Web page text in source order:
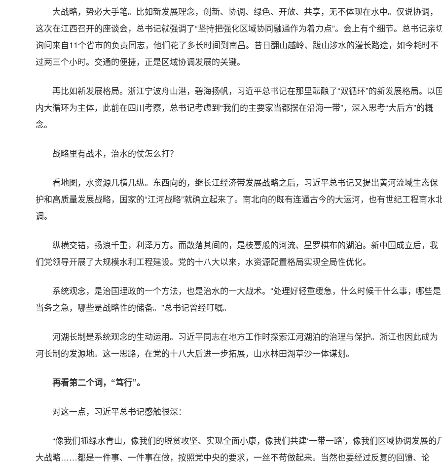
大战略，势必大手笔。比如新发展理念，创新、协调、绿色、开放、共享，无不体现在水中。仅说协调，
这次在江西召开的座谈会，总书记就强调了“坚持把强化区域协同融通作为着力点”。会上有个细节。总书记亲
询问来自11个省市的负责同志，他们花了多长时间到南昌。昔日翻山越岭、跋山涉水的漫长路途，如今耗时不
过两三个小时。交通的便捷，正是区域协调发展的关键。
再比如新发展格局。浙江宁波舟山港，碧海扬帆，习近平总书记在那里酝酿了“双循环”的新发展格局。以
内大循环为主体，此前在四川考察，总书记考虑到“我们的主要家当都摆在沿海一带”，深入思考“大后方”的概
念。
战略里有战术，治水的仗怎么打？
看地图，水资源几横几纵。东西向的，继长江经济带发展战略之后，习近平总书记又提出黄河流域生态保
护和高质量发展战略，国家的“江河战略”就确立起来了。南北向的既有连通古今的大运河，也有世纪工程南水
调。
纵横交错，扬浪千重，利泽万方。而散落其间的，是枝蔓般的河流、星罗棋布的湖泊。新中国成立后，我
们党领导开展了大规模水利工程建设。党的十八大以来，水资源配置格局实现全局性优化。
系统观念，是治国理政的一个方法，也是治水的一大战术。“处理好轻重缓急，什么时候干什么事，哪些是
当务之急，哪些是战略性的储备。”总书记曾经叮嘱。
河湖长制是系统观念的生动运用。习近平同志在地方工作时探索江河湖泊的治理与保护。浙江也因此成为
河长制的发源地。这一思路，在党的十八大后进一步拓展，山水林田湖草沙一体谋划。
再看第二个词，“笃行”。
对这一点，习近平总书记感触很深：
“像我们抓绿水青山，像我们的脱贫攻坚、实现全面小康，像我们共建‘一带一路’，像我们区域协调发展的
大战略……都是一件事、一件事在做，按照党中央的要求，一丝不苟做起来。当然也要经过反复的回馈、论